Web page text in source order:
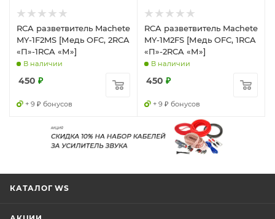
RCA разветвитель Machete
MY-1F2MS [Медь OFC, 2RCA
«П»-1RCA «М»]
В наличии
450 ₽
+ 9 ₽ бонусов
RCA разветвитель Machete
MY-1M2FS [Медь OFC, 1RCA
«П»-2RCA «М»]
В наличии
450 ₽
+ 9 ₽ бонусов
КАТАЛОГ WS